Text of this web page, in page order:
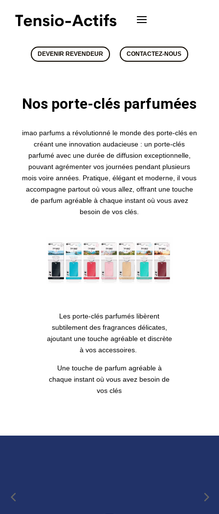
DEVENIR REVENDEUR CONTACTEZ-NOUS
Nos porte-clés parfumées
imao parfums a révolutionné le monde des porte-clés en
créant une innovation audacieuse : un porte-clés
parfumé avec une durée de diffusion exceptionnelle,
pouvant agrémenter vos journées pendant plusieurs
mois voire années. Pratique, élégant et moderne, il vous
accompagne partout où vous allez, offrant une touche
de parfum agréable à chaque instant où vous avez
besoin de vos clés.
Les porte-clés parfumés libèrent
subtilement des fragrances délicates,
ajoutant une touche agréable et discrète
à vos accessoires.
Une touche de parfum agréable à
chaque instant où vous avez besoin de
vos clés